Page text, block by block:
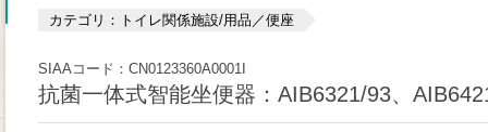
カテゴリ：トイレ関係施設/用品／便座
SIAAコード：CN0123360A0001I
抗菌一体式智能坐便器：AIB6321/93、